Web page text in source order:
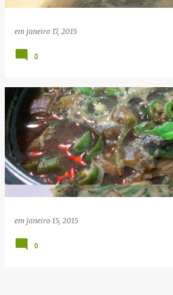
em janeiro 17, 2015
0
em janeiro 15, 2015
0